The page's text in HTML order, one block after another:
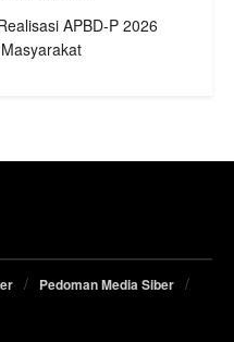
APBD-P 2026
Pedoman Media Siber